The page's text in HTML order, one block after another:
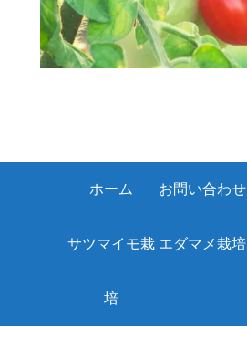
ホーム お問い合わせ
サツマイモ栽
培
エダマメ栽培